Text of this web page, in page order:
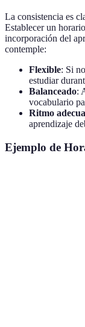
La consistencia es
Establecer un
incorporación del
contemple:
Flexible: Si
estudiar
Balanceado:
vocabulario
Ritmo
aprendizaje
Ejemplo de